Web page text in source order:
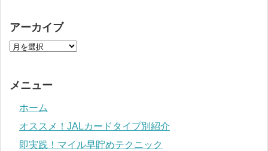
アーカイブ
メニュー
ホーム
オススメ！JALカードタイプ別紹介
即実践！マイル早貯めテクニック